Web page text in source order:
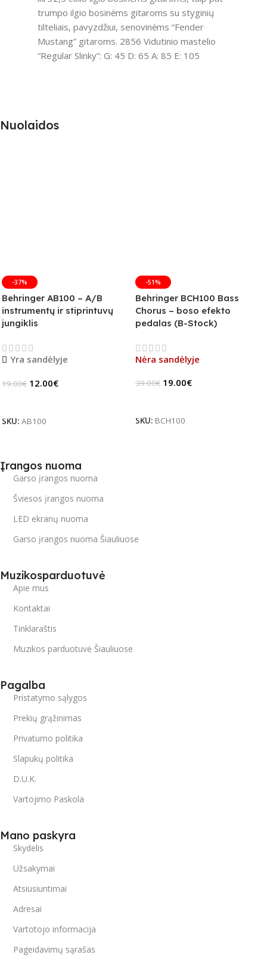
trumpo ilgio bosinėms gitaroms su styginių
tilteliais, pavyzdžiui, senovinėms “Fender
Mustang” gitaroms. 2856 Vidutinio mastelio
“Regular Slinky”: G: 45 D: 65 A: 85 E: 105
Nuolaidos
-37%
Behringer AB100 – A/B
instrumentų ir stiprintuvų
jungiklis
Yra sandėlyje
19.00€ 12.00€
SKU: AB100
-51%
Behringer BCH100 Bass
Chorus – boso efekto
pedalas (B-Stock)
Nėra sandėlyje
39.00€ 19.00€
SKU: BCH100
Įrangos nuoma
Garso įrangos nuoma
Šviesos įrangos nuoma
LED ekranų nuoma
Garso įrangos nuoma Šiauliuose
Muzikosparduotuvė
Apie mus
Kontaktai
Tinklaraštis
Muzikos parduotuvė Šiauliuose
Pagalba
Pristatymo sąlygos
Prekių grąžinimas
Privatumo politika
Slapukų politika
D.U.K.
Vartojimo Paskola
Mano paskyra
Skydelis
Užsakymai
Atsiusiuntimai
Adresai
Vartotojo informacija
Pageidavimų sąrašas